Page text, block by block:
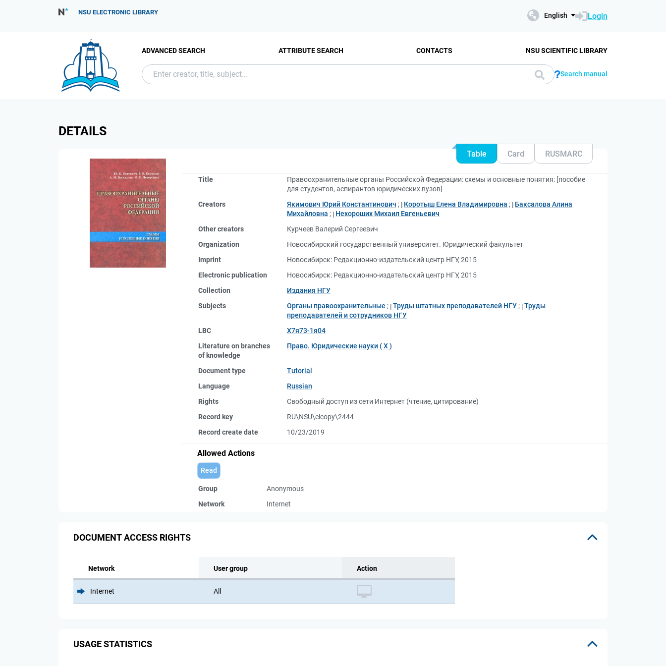
NSU ELECTRONIC LIBRARY English Login
ADVANCED SEARCH ATTRIBUTE SEARCH CONTACTS NSU SCIENTIFIC LIBRARY
Search manual
DETAILS
Table Card RUSMARC
Title
Правоохранительные органы Российской Федерации: схемы и основные понятия: [пособие
для студентов, аспирантов юридических вузов]
Creators
Якимович Юрий Константинович ; Коротыш Елена Владимировна ;
Баксалова Алина
Михайловна ;
Нехороших Михаил Евгеньевич
Other creators
Курчеев Валерий Сергеевич
Organization
Новосибирский государственный университет. Юридический факультет
Imprint
Новосибирск: Редакционно-издательский центр НГУ, 2015
Electronic publication
Новосибирск: Редакционно-издательский центр НГУ, 2015
Collection
Издания НГУ
Subjects
Органы правоохранительные ; Труды штатных преподавателей НГУ ; Труды
преподавателей и сотрудников НГУ
LBC
Х7я73-1я04
Literature on branches
of knowledge
Право. Юридические науки ( Х )
Document type
Tutorial
Language
Russian
Rights
Свободный доступ из сети Интернет (чтение, цитирование)
Record key
RU\NSU\elcopy\2444
Record create date
10/23/2019
Allowed Actions
Read
Group
Anonymous
Network
Internet
DOCUMENT ACCESS RIGHTS
Network User group Action
Internet All
USAGE STATISTICS